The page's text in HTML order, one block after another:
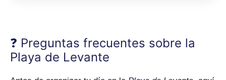
❓ Preguntas frecuentes sobre la
Playa de Levante